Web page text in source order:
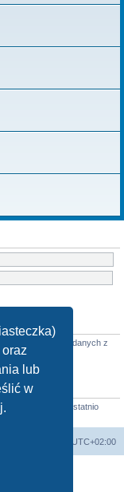
lub
w
i 33 gości (wg danych z
• Ostatnio
UTC+02:00
© phpBB Limited